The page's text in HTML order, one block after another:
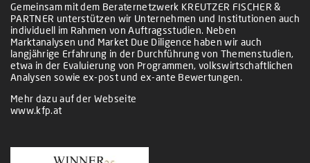
Gemeinsam mit dem Beraternetzwerk KREUTZER FISCHER &
PARTNER unterstützen wir Unternehmen und Institutionen auch
individuell im Rahmen von Auftragsstudien. Neben
Marktanalysen und Market Due Diligence haben wir auch
langjährige Erfahrung in der Durchführung von Themenstudien,
etwa in der Evaluierung von Programmen, volkswirtschaftlichen
Analysen sowie ex-post und ex-ante Bewertungen.
Mehr dazu auf der Webseite
www.kfp.at